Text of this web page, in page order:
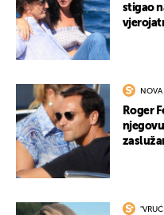
stigao
Roger